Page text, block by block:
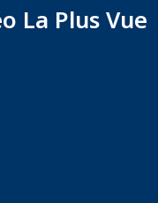
La Plus Vue